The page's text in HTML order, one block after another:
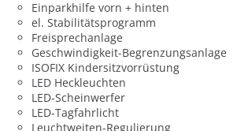
Einparkhilfe vorn + hinten
el. Stabilitätsprogramm
Freisprechanlage
Geschwindigkeit-Begrenzungsanlage
ISOFIX Kindersitzvorrüstung
LED Heckleuchten
LED-Scheinwerfer
LED-Tagfahrlicht
Leuchtweiten-Regulierung